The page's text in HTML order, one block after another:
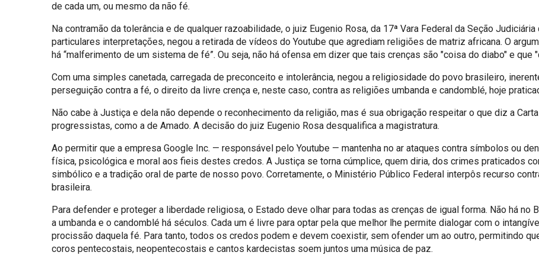
de cada um, ou mesmo da não fé.
Na contramão da tolerância e de qualquer razoabilidade, o juiz Eugenio Rosa, da 17ª Vara Federal da Seção
particulares interpretações, negou a retirada de vídeos do Youtube que agrediam religiões de matriz africana. O
há “malferimento de um sistema de fé”. Ou seja, não há ofensa em dizer que tais crenças são "coisa do diabo" e que
Com uma simples canetada, carregada de preconceito e intolerância, negou a religiosidade do povo brasileiro,
perseguição contra a fé, o direito da livre crença e, neste caso, contra as religiões umbanda e candomblé, hoje
Não cabe à Justiça e dela não depende o reconhecimento da religião, mas é sua obrigação respeitar o que diz a
progressistas, como a de Amado. A decisão do juiz Eugenio Rosa desqualifica a magistratura.
Ao permitir que a empresa Google Inc. — responsável pelo Youtube — mantenha no ar ataques contra símbolos ou
física, psicológica e moral aos fieis destes credos. A Justiça se torna cúmplice, quem diria, dos crimes praticados
simbólico e a tradição oral de parte de nosso povo. Corretamente, o Ministério Público Federal interpôs recurso
brasileira.
Para defender e proteger a liberdade religiosa, o Estado deve olhar para todas as crenças de igual forma. Não há
a umbanda e o candomblé há séculos. Cada um é livre para optar pela que melhor lhe permite dialogar com o
procissão daquela fé. Para tanto, todos os credos podem e devem coexistir, sem ofender um ao outro, permitindo
coros pentecostais, neopentecostais e cantos kardecistas soem juntos uma música de paz.